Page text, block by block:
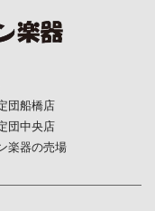
団船橋店
団中央店
楽器の売場